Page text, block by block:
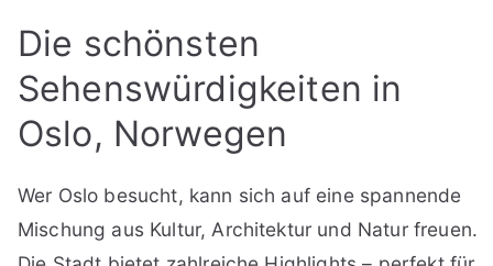
Die schönsten
Sehenswürdigkeiten in
Oslo, Norwegen
Wer Oslo besucht, kann sich auf eine spannende
Mischung aus Kultur, Architektur und Natur freuen.